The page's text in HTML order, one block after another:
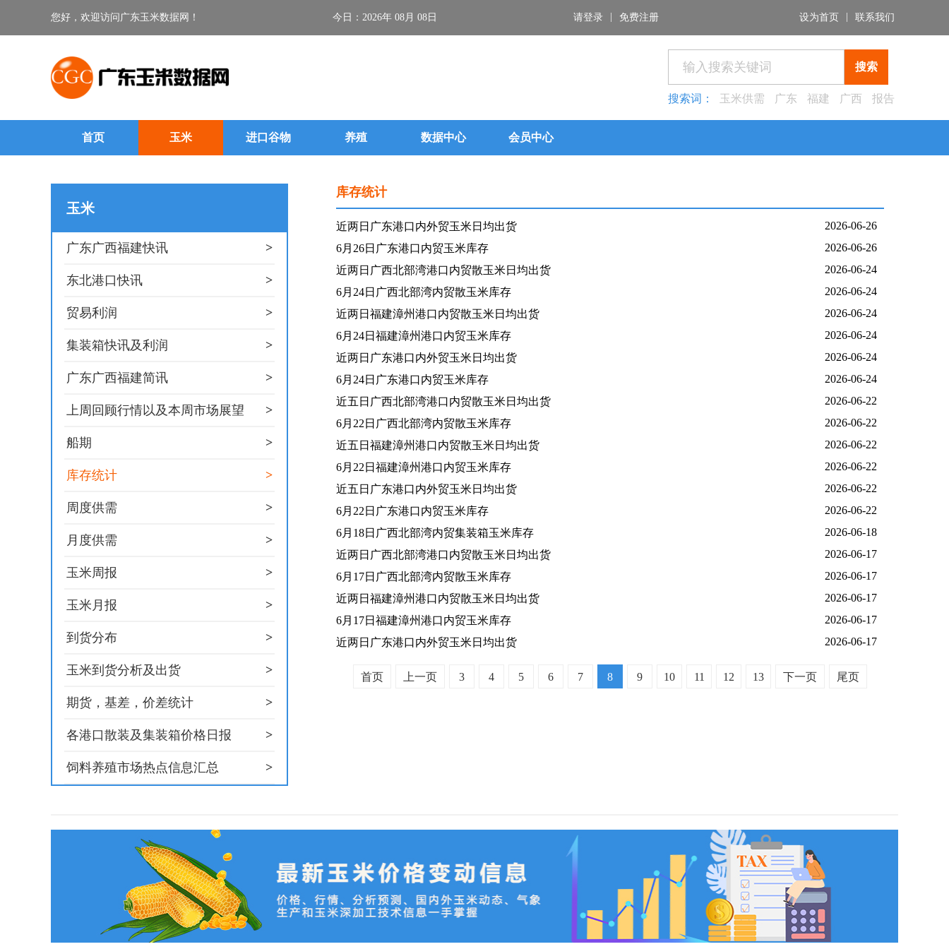
您好，欢迎访问广东玉米数据网！ 今日：2026年 08月 08日 请登录 免费注册 设为首页 联系我们
搜索
搜索词： 玉米供需 广东 福建 广西 报告
首页 玉米 进口谷物 养殖 数据中心 会员中心
玉米
广东广西福建快讯 >
东北港口快讯 >
贸易利润 >
集装箱快讯及利润 >
广东广西福建简讯 >
上周回顾行情以及本周市场展望 >
船期 >
库存统计 >
周度供需 >
月度供需 >
玉米周报 >
玉米月报 >
到货分布 >
玉米到货分析及出货 >
期货，基差，价差统计 >
各港口散装及集装箱价格日报 >
饲料养殖市场热点信息汇总 >
库存统计
近两日广东港口内外贸玉米日均出货
2026-06-26
6月26日广东港口内贸玉米库存
2026-06-26
近两日广西北部湾港口内贸散玉米日均出货
2026-06-24
6月24日广西北部湾内贸散玉米库存
2026-06-24
近两日福建漳州港口内贸散玉米日均出货
2026-06-24
6月24日福建漳州港口内贸玉米库存
2026-06-24
近两日广东港口内外贸玉米日均出货
2026-06-24
6月24日广东港口内贸玉米库存
2026-06-24
近五日广西北部湾港口内贸散玉米日均出货
2026-06-22
6月22日广西北部湾内贸散玉米库存
2026-06-22
近五日福建漳州港口内贸散玉米日均出货
2026-06-22
6月22日福建漳州港口内贸玉米库存
2026-06-22
近五日广东港口内外贸玉米日均出货
2026-06-22
6月22日广东港口内贸玉米库存
2026-06-22
6月18日广西北部湾内贸集装箱玉米库存
2026-06-18
近两日广西北部湾港口内贸散玉米日均出货
2026-06-17
6月17日广西北部湾内贸散玉米库存
2026-06-17
近两日福建漳州港口内贸散玉米日均出货
2026-06-17
6月17日福建漳州港口内贸玉米库存
2026-06-17
近两日广东港口内外贸玉米日均出货
2026-06-17
首页 上一页 3 4 5 6 7 8 9 10 11 12 13 下一页 尾页